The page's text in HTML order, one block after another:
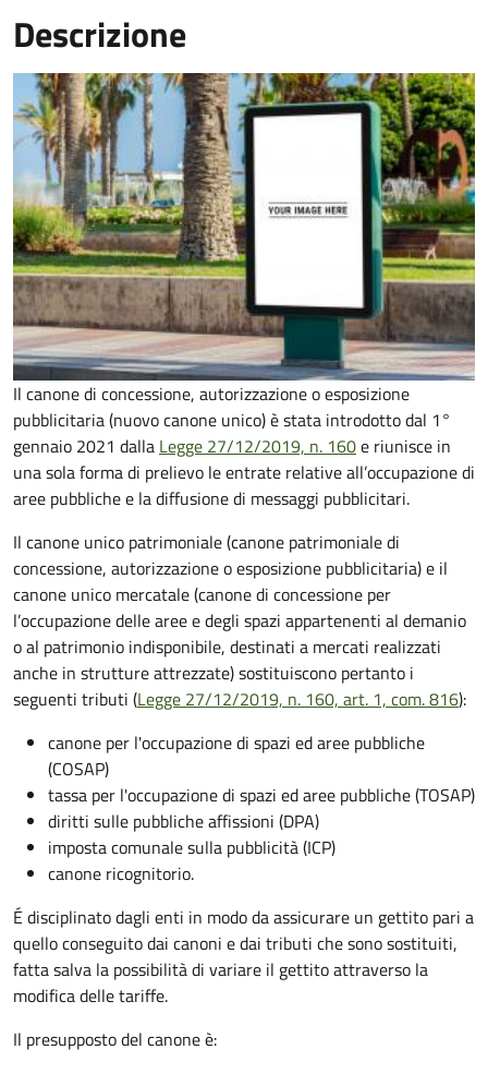
Descrizione
Il canone di concessione, autorizzazione o esposizione
pubblicitaria (nuovo canone unico) è stata introdotto dal 1°
gennaio 2021 dalla Legge 27/12/2019, n. 160e riunisce in
una sola forma di prelievo le entrate relative all’occupazione di
aree pubbliche e la diffusione di messaggi pubblicitari.
Il canone unico patrimoniale (canone patrimoniale di
concessione, autorizzazione o esposizione pubblicitaria) e il
canone unico mercatale (canone di concessione per
l’occupazione delle aree e degli spazi appartenenti al demanio
o al patrimonio indisponibile, destinati a mercati realizzati
anche in strutture attrezzate) sostituiscono pertanto i
seguenti tributi (Legge 27/12/2019, n. 160, art. 1, com. 816):
canone per l'occupazione di spazi ed aree pubbliche
(COSAP)
tassa per l'occupazione di spazi ed aree pubbliche (TOSAP)
diritti sulle pubbliche affissioni (DPA)
imposta comunale sulla pubblicità (ICP)
canone ricognitorio.
É disciplinato dagli enti in modo da assicurare un gettito pari a
quello conseguito dai canoni e dai tributi che sono sostituiti,
fatta salva la possibilità di variare il gettito attraverso la
modifica delle tariffe.
Il presupposto del canone è: